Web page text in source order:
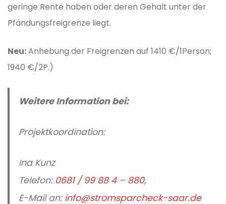
geringe Rente haben oder deren Gehalt unter der
Pfändungsfreigrenze liegt.
Neu:Anhebung der Freigrenzen auf 1410 €/1Person;
1940 €/2P.)
Weitere Information bei:
Projektkoordination:
Ina Kunz
Telefon: 0681 / 99 88 4 – 880,
E-Mail an: info@stromsparcheck-saar.de